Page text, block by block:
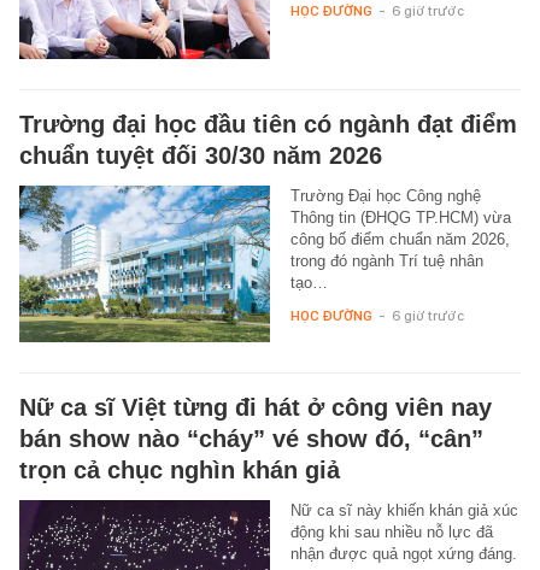
HỌC ĐƯỜNG - 6 giờ trước
Trường đại học đầu tiên có ngành đạt điểm
chuẩn tuyệt đối 30/30 năm 2026
Trường Đại học Công nghệ
Thông tin (ĐHQG TP.HCM) vừa
công bố điểm chuẩn năm 2026,
trong đó ngành Trí tuệ nhân
tạo…
HỌC ĐƯỜNG - 6 giờ trước
Nữ ca sĩ Việt từng đi hát ở công viên nay
bán show nào “cháy” vé show đó, “cân”
trọn cả chục nghìn khán giả
Nữ ca sĩ này khiến khán giả xúc
động khi sau nhiều nỗ lực đã
nhận được quả ngọt xứng đáng.